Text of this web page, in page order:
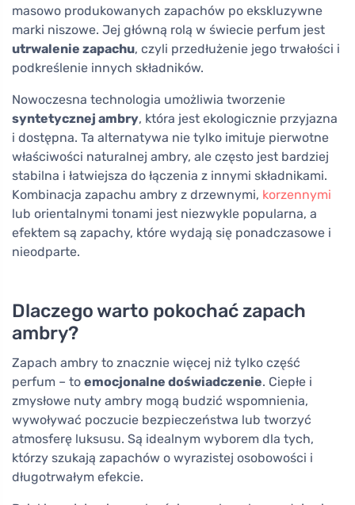
masowo produkowanych zapachów po ekskluzywne
marki niszowe. Jej główną rolą w świecie perfum jest
utrwalenie zapachu, czyli przedłużenie jego trwałości i
podkreślenie innych składników.
Nowoczesna technologia umożliwia tworzenie
syntetycznej ambry, która jest ekologicznie przyjazna
i dostępna. Ta alternatywa nie tylko imituje pierwotne
właściwości naturalnej ambry, ale często jest bardziej
stabilna i łatwiejsza do łączenia z innymi składnikami.
Kombinacja zapachu ambry z drzewnymi, korzennymi
lub orientalnymi tonami jest niezwykle popularna, a
efektem są zapachy, które wydają się ponadczasowe i
nieodparte.
Dlaczego warto pokochać zapach
ambry?
Zapach ambry to znacznie więcej niż tylko część
perfum – to emocjonalne doświadczenie. Ciepłe i
zmysłowe nuty ambry mogą budzić wspomnienia,
wywoływać poczucie bezpieczeństwa lub tworzyć
atmosferę luksusu. Są idealnym wyborem dla tych,
którzy szukają zapachów o wyrazistej osobowości i
długotrwałym efekcie.